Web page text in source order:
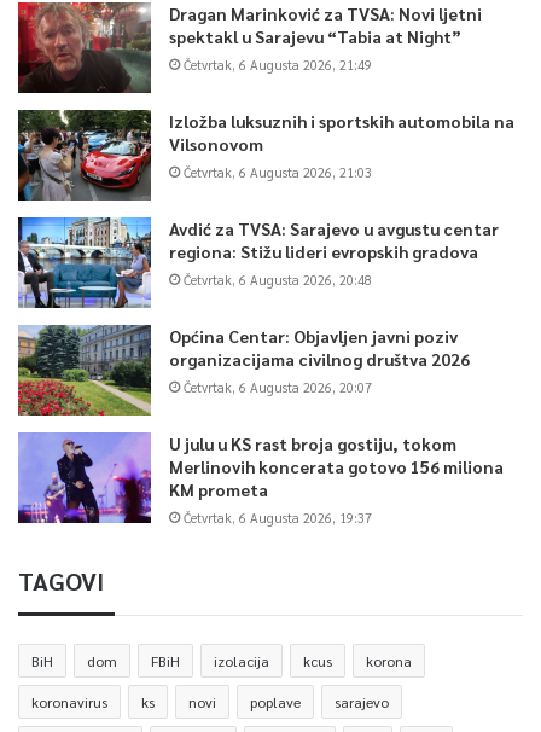
Dragan Marinković za TVSA: Novi ljetni
spektakl u Sarajevu “Tabia at Night”
Četvrtak, 6 Augusta 2026, 21:49
Izložba luksuznih i sportskih automobila na
Vilsonovom
Četvrtak, 6 Augusta 2026, 21:03
Avdić za TVSA: Sarajevo u avgustu centar
regiona: Stižu lideri evropskih gradova
Četvrtak, 6 Augusta 2026, 20:48
Općina Centar: Objavljen javni poziv
organizacijama civilnog društva 2026
Četvrtak, 6 Augusta 2026, 20:07
U julu u KS rast broja gostiju, tokom
Merlinovih koncerata gotovo 156 miliona
KM prometa
Četvrtak, 6 Augusta 2026, 19:37
TAGOVI
BiH dom FBiH izolacija kcus korona
koronavirus ks novi poplave sarajevo